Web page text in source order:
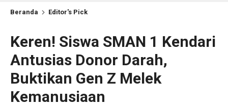
Beranda Editor's Pick
Keren! Siswa SMAN 1 Kendari
Antusias Donor Darah,
Buktikan Gen Z Melek
Kemanusiaan